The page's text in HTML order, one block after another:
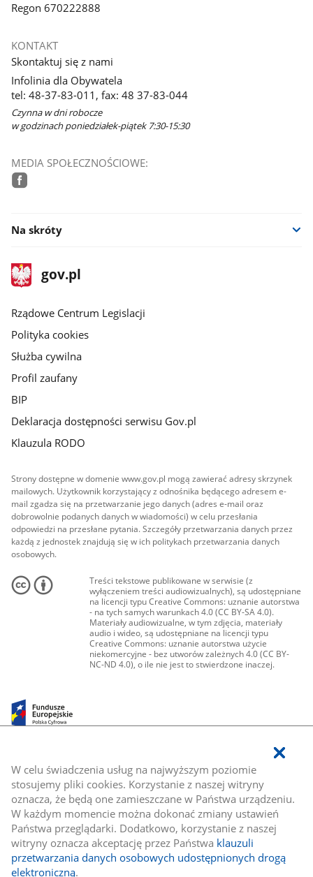
W celu świadczenia usług na najwyższym poziomie
stosujemy pliki cookies. Korzystanie z naszej witryny
oznacza, że będą one zamieszczane w Państwa urządzeniu.
W każdym momencie można dokonać zmiany ustawień
Państwa przeglądarki. Dodatkowo, korzystanie z naszej
witryny oznacza akceptację przez Państwa klauzuli
przetwarzania danych osobowych udostępnionych drogą
elektroniczną.
Regon 670222888
KONTAKT
Skontaktuj się z nami
Infolinia dla Obywatela
tel: 48-37-83-011, fax: 48 37-83-044
Czynna w dni robocze
w godzinach poniedziałek-piątek 7:30-15:30
MEDIA SPOŁECZNOŚCIOWE:
Na skróty
stopka
gov.plStrona
gov.pl
Rządowe Centrum Legislacji
Polityka cookies
Służba cywilna
Profil zaufany
BIP
Deklaracja dostępności serwisu Gov.pl
Klauzula RODO
Strony dostępne w domenie www.gov.pl mogą zawierać adresy skrzynek
mailowych. Użytkownik korzystający z odnośnika będącego adresem e-
mail zgadza się na przetwarzanie jego danych (adres e-mail oraz
dobrowolnie podanych danych w wiadomości) w celu przesłania
odpowiedzi na przesłane pytania. Szczegóły przetwarzania danych przez
każdą z jednostek znajdują się w ich politykach przetwarzania danych
osobowych.
Treści tekstowe publikowane w serwisie (z
wyłączeniem treści audiowizualnych), są udostępniane
na licencji typu Creative Commons: uznanie autorstwa
- na tych samych warunkach 4.0 (CC BY-SA 4.0).
Materiały audiowizualne, w tym zdjęcia, materiały
audio i wideo, są udostępniane na licencji typu
Creative Commons: uznanie autorstwa użycie
niekomercyjne - bez utworów zależnych 4.0 (CC BY-
NC-ND 4.0), o ile nie jest to stwierdzone inaczej.